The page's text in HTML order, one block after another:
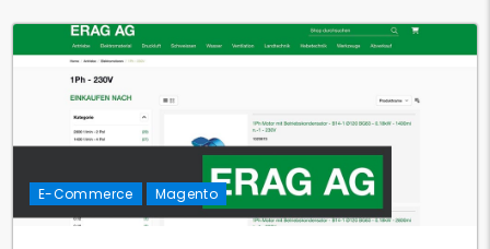
E-Commerce Magento